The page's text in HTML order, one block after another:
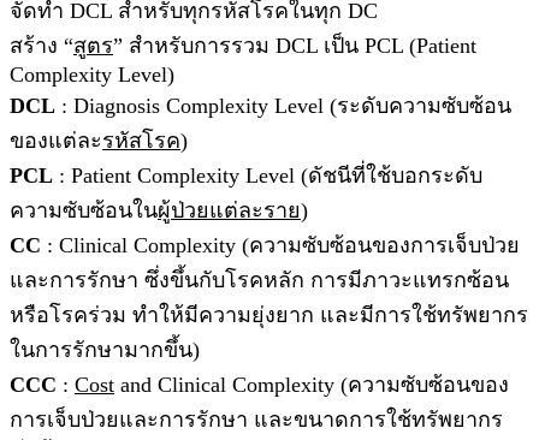
จัดทำ DCL สำหรับทุกรหัสโรคในทุก DC
สร้าง “สูตร” สำหรับการรวม DCL เป็น PCL (Patient
Complexity Level)
DCL : Diagnosis Complexity Level (ระดับความซับซ้อน
ของแต่ละรหัสโรค)
PCL : Patient Complexity Level (ดัชนีที่ใช้บอกระดับ
ความซับซ้อนในผู้ป่วยแต่ละราย)
CC : Clinical Complexity (ความซับซ้อนของการเจ็บป่วย
และการรักษา ซึ่งขึ้นกับโรคหลัก การมีภาวะแทรกซ้อน
หรือโรคร่วม ทำให้มีความยุ่งยาก และมีการใช้ทรัพยากร
ในการรักษามากขึ้น)
CCC : Cost and Clinical Complexity (ความซับซ้อนของ
การเจ็บป่วยและการรักษา และขนาดการใช้ทรัพยากร